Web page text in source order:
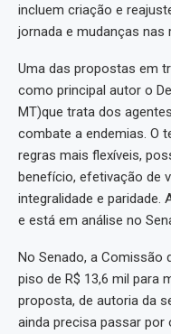
incluem criação e
jornada e mudanças nas
Uma das propostas em
como principal autor o
MT)que trata dos
combate a endemias. O
regras mais flexíveis,
benefício, efetivação de
integralidade e paridade.
e está em análise no
No Senado, a Comissão
piso de R$ 13,6 mil para
proposta, de autoria da
ainda precisa passar